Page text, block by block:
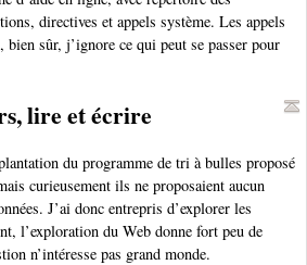
directives et appels système. Les appels
sûr, j’ignore ce qui peut se passer pour
lire et écrire
du programme de tri à bulles proposé
curieusement ils ne proposaient aucun
J’ai donc entrepris d’explorer les
l’exploration du Web donne fort peu de
n’intéresse pas grand monde.